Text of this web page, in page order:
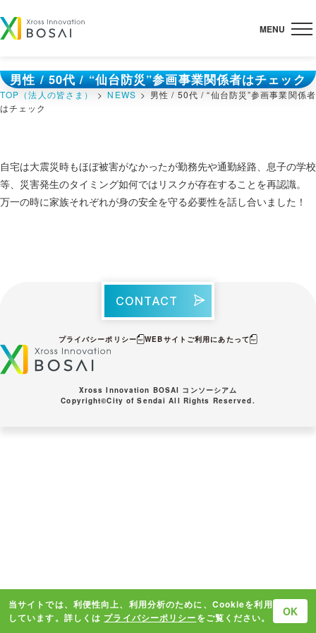
to
content
男性 / 50代 / “仙台防災”参画事業関係者はチェック
TOP（法人の皆さま） NEWS
男性 / 50代 / “仙台防災”参画事業関係者
はチェック
自宅は大震災時もほぼ被害がなかったが勤務先や通勤経路、息子の学校
等、災害発生のタイミング如何ではリスクが存在することを再認識。
万一の時に家族それぞれが身の安全を守る必要性を話し合いました！
Xross Innovation BOSAI コンソーシアム
Copyright©City of Sendai All Rights Reserved.
CONTACT
プライバシーポリシー WEBサイトご利⽤にあたって
当サイトでは、利便性向上、利用分析のために、Cookieを利用
しています。詳しくは プライバシーポリシーをご覧ください。 OK